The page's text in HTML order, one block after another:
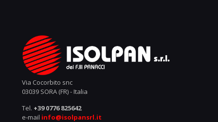
Via Cocorbito snc
03039 SORA (FR) - Italia
Tel. +39 0776 825642
e-mail info@isolpansrl.it